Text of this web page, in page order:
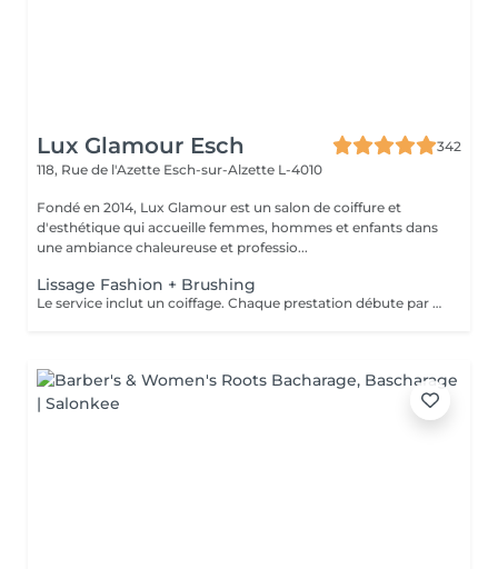
Lux Glamour Esch
342
118, Rue de l'Azette Esch-sur-Alzette L-4010
Fondé en 2014, Lux Glamour est un salon de coiffure et
d'esthétique qui accueille femmes, hommes et enfants dans
une ambiance chaleureuse et professio...
Lissage Fashion + Brushing
Le service inclut un coiffage. Chaque prestation débute par un diagnostic personnalisé. Le tarif final est confirmé en salon selon les besoins de vos cheveux et la technique réalisée.